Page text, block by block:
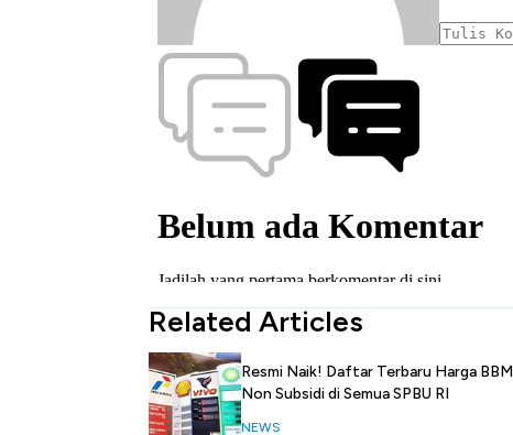
Related Articles
Resmi Naik! Daftar Terbaru Harga BBM
Non Subsidi di Semua SPBU RI
NEWS